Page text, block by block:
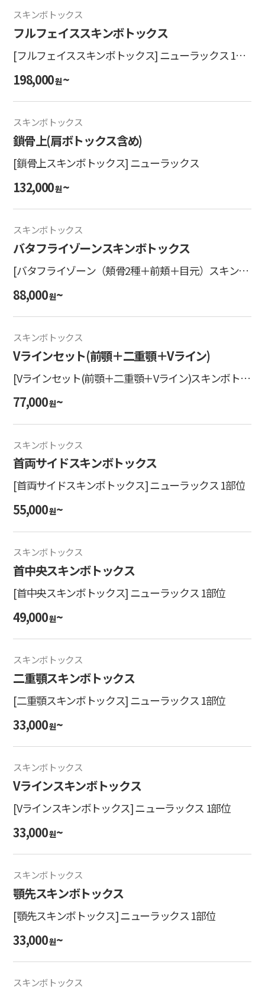
スキンボトックス
フルフェイススキンボトックス
[フルフェイススキンボトックス] ニューラックス 1部
198,000원~
スキンボトックス
鎖骨上(肩ボトックス含め)
[鎖骨上スキンボトックス] ニューラックス
132,000원~
スキンボトックス
バタフライゾーンスキンボトックス
[バタフライゾーン（頬骨2種＋前頬＋目元）スキンボ
88,000원~
スキンボトックス
Vラインセット(前顎＋二重顎＋Vライン)
[Vラインセット(前顎＋二重顎＋Vライン)スキンボトッ
77,000원~
スキンボトックス
首両サイドスキンボトックス
[首両サイドスキンボトックス] ニューラックス 1部位
55,000원~
スキンボトックス
首中央スキンボトックス
[首中央スキンボトックス] ニューラックス 1部位
49,000원~
スキンボトックス
二重顎スキンボトックス
[二重顎スキンボトックス] ニューラックス 1部位
33,000원~
スキンボトックス
Vラインスキンボトックス
[Vラインスキンボトックス] ニューラックス 1部位
33,000원~
スキンボトックス
顎先スキンボトックス
[顎先スキンボトックス] ニューラックス 1部位
33,000원~
スキンボトックス